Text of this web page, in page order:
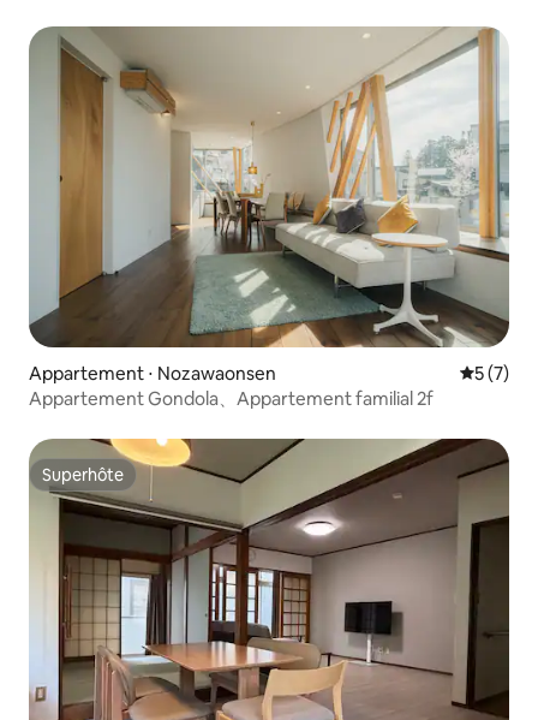
Appartement ⋅ Nozawaonsen
5 (7)
Appartement Gondola、Appartement familial 2f
Superhôte
Superhôte